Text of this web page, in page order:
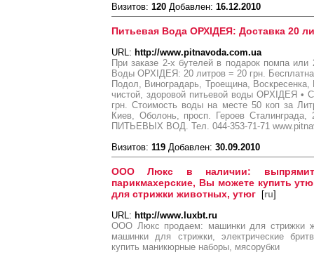
Визитов: 120 Добавлен: 16.12.2010
Питьевая Вода ОРХІДЕЯ: Доставка 20
URL: http://www.pitnavoda.com.ua
При заказе 2-х бутелей в подарок помпа
Воды ОРХІДЕЯ: 20 литров = 20 грн.
Подол, Виноградарь, Троещина,
чистой, здоровой питьевой воды ОРХІДЕЯ •
грн. Стоимость воды на месте 50 коп за
Киев, Оболонь, просп. Героев
ПИТЬЕВЫХ ВОД. Тел. 044-353-71-71
Визитов: 119 Добавлен: 30.09.2010
ООО Люкс в наличии:
парикмахерские, Вы можете купить
для стрижки животных, утюг [ru]
URL: http://www.luxbt.ru
ООО Люкс продаем: машинки для стрижки
машинки для стрижки, электрические
купить маникюрные наборы, мясорубки